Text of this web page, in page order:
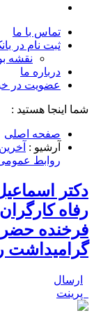
تماس با ما
ثبت نام در
نقشه
درباره ما
عضويت در
شما اینجا هستید :
صفحه اصلی
آرشیو :
روابط
دکتر
رفاه
فرخنده
گرامیداشت
ارسال
پرینت